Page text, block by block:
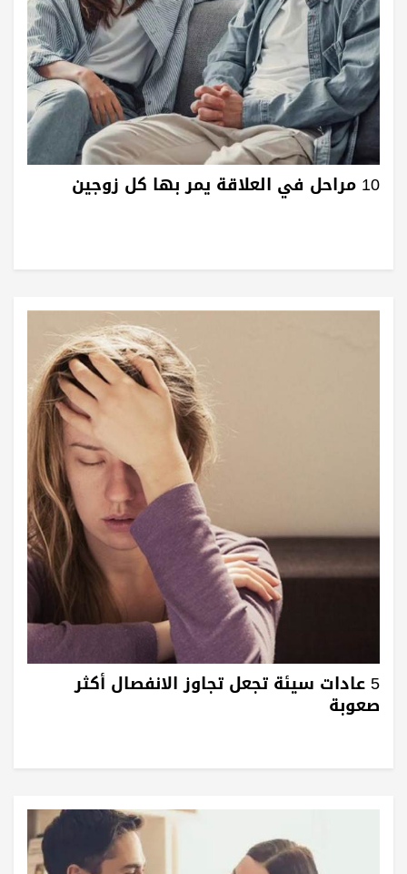
10 مراحل في العلاقة يمر بها كل زوجين
5 عادات سيئة تجعل تجاوز الانفصال أكثر
صعوبة